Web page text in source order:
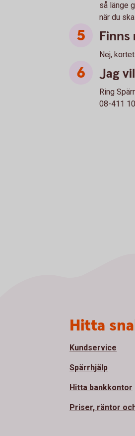
så länge
när du
Finns
Nej,
Jag
Ring
08-411
Hitta
Kundservice
Spärrhjälp
Hitta bankkontor
Priser, räntor